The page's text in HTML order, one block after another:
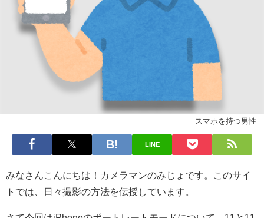
スマホを持つ男性
LINE
みなさんこんにちは！カメラマンのみじょです。このサイ
トでは、日々撮影の方法を伝授しています。